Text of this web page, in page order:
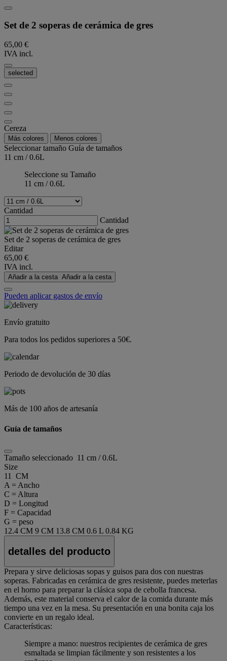
Set de 2 soperas de cerámica de gres
65,00 €
IVA incl.
selected
Cereza
Más colores Menos colores
Seleccionar tamaño Guía de tamaños
11 cm / 0.6L
Seleccione su Tamaño
11 cm / 0.6L
Cantidad
Cantidad
Set de 2 soperas de cerámica de gres
Editar
65,00 €
IVA incl.
Añadir a la cesta Añadir a la cesta
Pueden aplicar gastos de envío
Envío gratuito
Para todos los pedidos superiores a 50€.
Periodo de devolución de 30 días
Más de 100 años de artesanía
Guía de tamaños
Tamaño seleccionado 11 cm / 0.6L
Size
11 CM
A = Ancho
C = Altura
D = Longitud
F = Capacidad
G = peso
12.4 CM 9 CM 13.8 CM 0.6 L 0.84 KG
detalles del producto
Prepara y sirve deliciosas sopas y guisos para dos con nuestras
soperas. Fabricadas en cerámica de gres resistente, puedes meterlas
en el horno para preparar la clásica sopa de cebolla francesa.
Además, este material conserva el calor de la comida durante más
tiempo una vez en la mesa. Su presentación en una bonita caja los
convierte en un regalo ideal.
Características:
Siempre a mano: nuestros recipientes de cerámica de gres
esmaltada se limpian fácilmente y son resistentes a los